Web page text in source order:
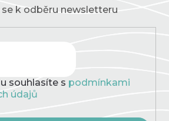
k odběru newsletteru
souhlasíte s podmínkami
údajů